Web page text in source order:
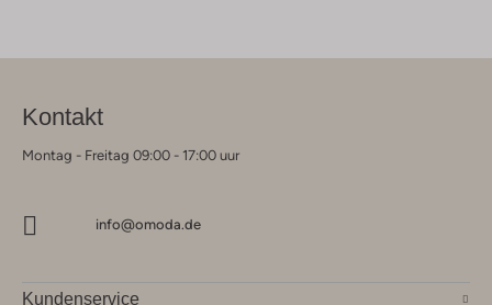
Kontakt
Montag - Freitag 09:00 - 17:00 uur
info@omoda.de
Kundenservice